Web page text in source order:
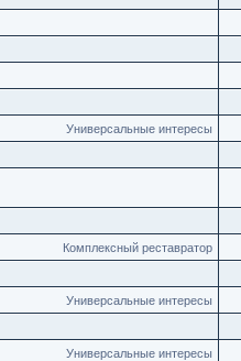
Универсальные интересы
Комплексный реставратор
Универсальные интересы
Универсальные интересы